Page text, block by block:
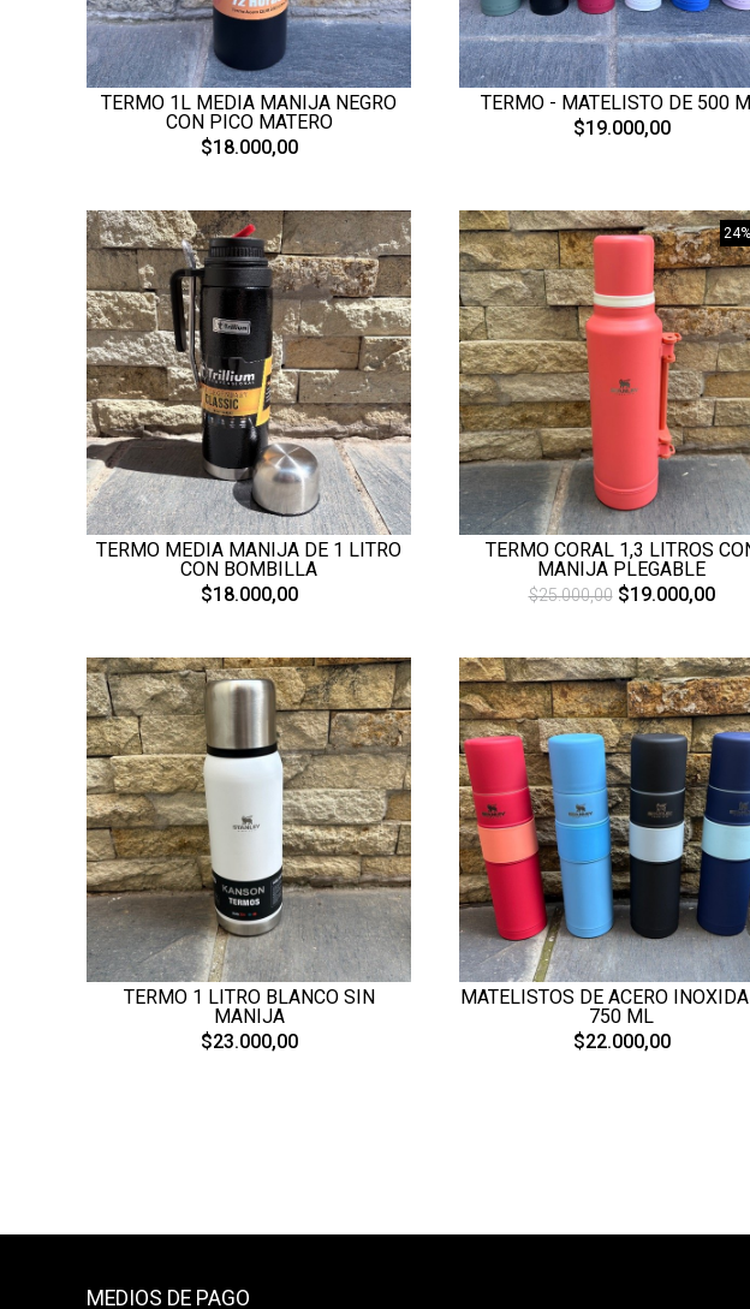
TERMO 1L MEDIA MANIJA NEGRO
CON PICO MATERO
$18.000,00
TERMO - MATELISTO DE 500
$19.000,00
TERMO MEDIA MANIJA DE 1 LITRO
CON BOMBILLA
$18.000,00
TERMO CORAL 1,3 LITROS
MANIJA PLEGABLE
$25.000,00$19.000,00
TERMO 1 LITRO BLANCO SIN
MANIJA
$23.000,00
MATELISTOS DE ACERO
750 ML
$22.000,00
MEDIOS DE PAGO